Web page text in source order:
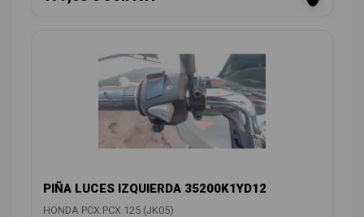
PIÑA LUCES IZQUIERDA 35200K1YD12
HONDA PCX PCX 125 (JK05)